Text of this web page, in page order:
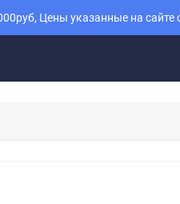
Цены указанные на сайте